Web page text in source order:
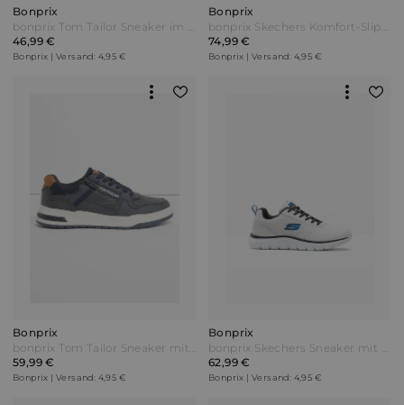
Bonprix
bonprix Tom Tailor Sneaker im Retrolook Beige
46,99 €
Bonprix | Versand: 4,95 €
Bonprix
bonprix Skechers Komfort-Slip-In-Sneaker mit Memory Foam Schwarz
74,99 €
Bonprix | Versand: 4,95 €
Bonprix
bonprix Tom Tailor Sneaker mit Reißverschluss Blau
59,99 €
Bonprix | Versand: 4,95 €
Bonprix
bonprix Skechers Sneaker mit Memory Foam Weiß
62,99 €
Bonprix | Versand: 4,95 €